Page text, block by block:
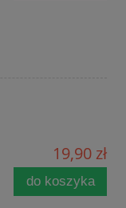
19,90 zł
do koszyka